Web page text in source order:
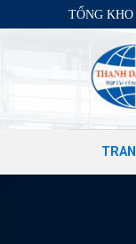
to
TỔNG